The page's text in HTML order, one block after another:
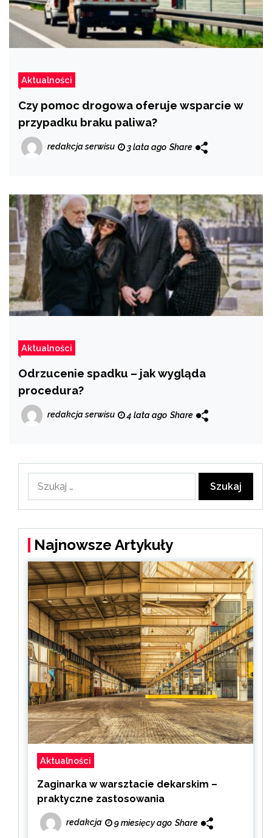
Aktualności
Czy pomoc drogowa oferuje wsparcie w
przypadku braku paliwa?
redakcja serwisu 3 lata ago Share
Aktualności
Odrzucenie spadku – jak wygląda
procedura?
redakcja serwisu 4 lata ago Share
Najnowsze Artykuły
Aktualności
Zaginarka w warsztacie dekarskim –
praktyczne zastosowania
redakcja 9 miesięcy ago Share